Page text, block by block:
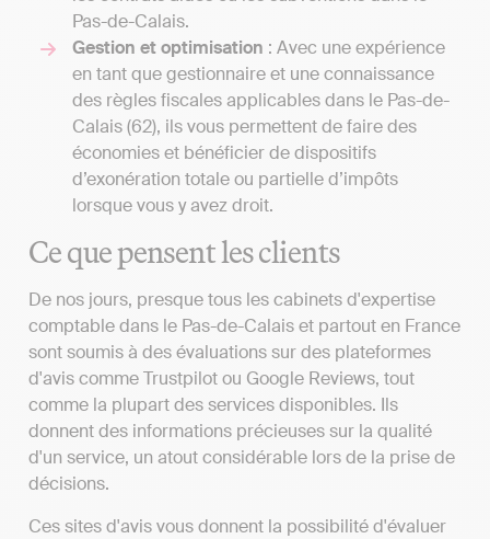
Pas-de-Calais.
Gestion et optimisation : Avec une expérience
en tant que gestionnaire et une connaissance
des règles fiscales applicables dans le Pas-de-
Calais (62), ils vous permettent de faire des
économies et bénéficier de dispositifs
d’exonération totale ou partielle d’impôts
lorsque vous y avez droit.
Ce que pensent les clients
De nos jours, presque tous les cabinets d'expertise
comptable dans le Pas-de-Calais et partout en France
sont soumis à des évaluations sur des plateformes
d'avis comme Trustpilot ou Google Reviews, tout
comme la plupart des services disponibles. Ils
donnent des informations précieuses sur la qualité
d'un service, un atout considérable lors de la prise de
décisions.
Ces sites d'avis vous donnent la possibilité d'évaluer